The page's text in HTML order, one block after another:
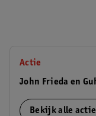
Actie
John Frieda en
Bekijk alle